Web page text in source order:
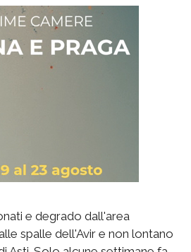
e degrado dall'area
spalle dell'Avir e non lontano